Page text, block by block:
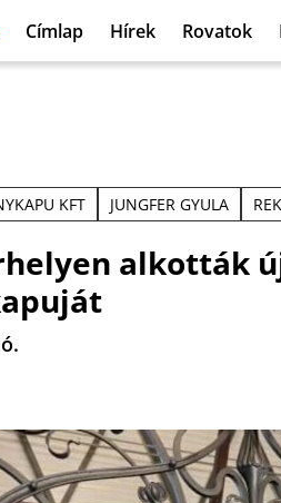
Címlap Hírek Rovatok
KFT JUNGFER GYULA
alkották